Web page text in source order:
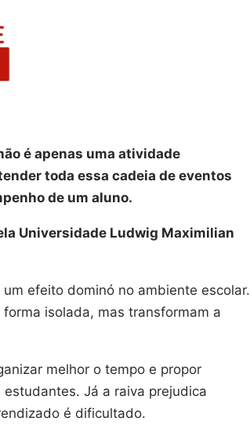
é apenas uma atividade
toda essa cadeia de eventos
de um aluno.
Universidade Ludwig Maximilian
efeito dominó no ambiente escolar.
isolada, mas transformam a
melhor o tempo e propor
Já a raiva prejudica
é dificultado.